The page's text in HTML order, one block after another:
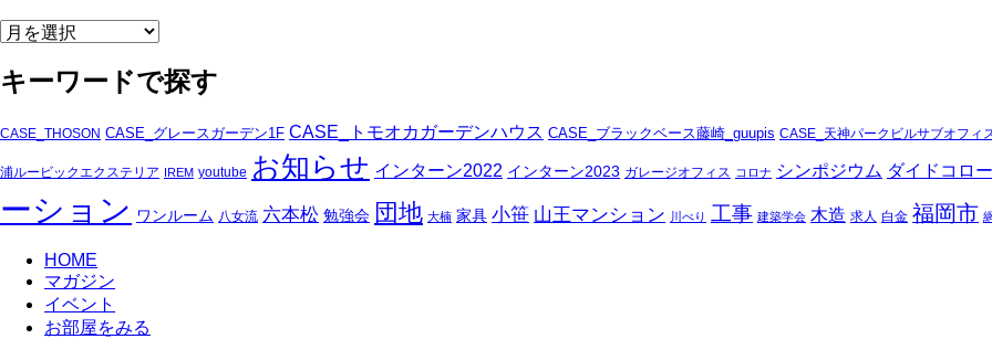
で
探
す
年
別
に
す
キーワードで探す
CASE_THOSON CASE_グレースガーデン1F CASE_トモオカガーデンハウス CASE_ブラックベース藤崎_guupis CASE_天神パークビルサブオフィ
浦ルービックエクステリア IREM youtube お知らせ インターン2022 インターン2023 ガレージオフィス コロナ シンポジウム ダイドコロ
ーション ワンルーム 八女流 六本松 勉強会 団地 大楠 家具 小笹 山王マンション 川べり 工事 建築学会 木造 求人 白金 福岡市
HOME
マガジン
イベント
お部屋をみる